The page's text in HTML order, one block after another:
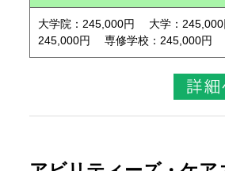
大学院：245,000円 大学：
245,000円 専修学校：245,000円